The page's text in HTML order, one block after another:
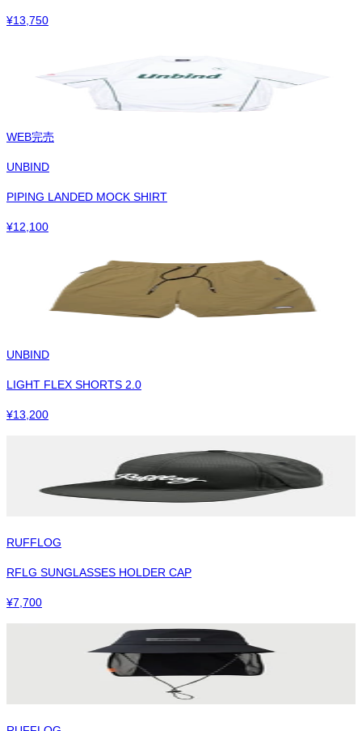
¥13,750
WEB完売
UNBIND
PIPING LANDED MOCK SHIRT
¥12,100
UNBIND
LIGHT FLEX SHORTS 2.0
¥13,200
RUFFLOG
RFLG SUNGLASSES HOLDER CAP
¥7,700